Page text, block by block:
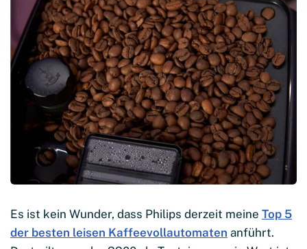
Es ist kein Wunder, dass Philips derzeit meine Top 5
der besten leisen Kaffeevollautomaten anführt.